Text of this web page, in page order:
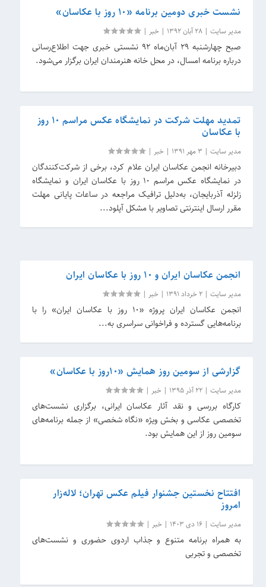
نشست خبری دومین برنامه «۱۰ روز با عکاسان»
مدیر سایت |28 آبان 1392 | خبر |
صبح چهارشنبه ۲۹ آبان‌ماه ۹۲ نشستی خبری جهت اطلاع‌رسانی
درباره برنامه امسال، در محل خانه هنرمندان ایران برگزار می‌شود.
تمدید مهلت شرکت در نمایشگاه عکس مراسم ۱۰ روز
با عکاسان
مدیر سایت | 3 مهر 1391 | خبر |
دبیرخانه انجمن عکاسان ایران علام کرد، برخی از شرکت‌کنندگان
در نمایشگاه عکس مراسم ۱۰ روز با عکاسان ایران و نمایشگاه
زلزله آذربایجان، به‌دلیل ترافیک مراجعه در ساعات پایانی مهلت
مقرر ارسال اینترنتی تصاویر با مشکل آپلود...
انجمن عکاسان ایران و ۱۰ روز با عکاسان ایران
مدیر سایت |2 خرداد 1391 | خبر |
انجمن عکاسان ایران پروژه «۱۰ روز با عکاسان ایران» را با
برنامه‌هایی گسترده و فراخوانی سراسری به...
گزارشی از سومین روز همایش «۱۰روز با عکاسان»
مدیر سایت |22 آذر 1395 | خبر |
کارگاه بررسی و نقد آثار عکاسان ایرانی، برگزاری نشست‌های‌
تخصصی عکاسی و بخش ویژه «نگاه شخصی» از جمله برنامه‌های
سومین روز از این همایش بود.
افتتاح نخستین جشنوار فیلم عکس تهران؛ لاله‌زار
امروز
مدیر سایت |16 دی 1403 | خبر |
به همراه برنامه متنوع و جذاب اردوی حضوری و نشست‌های
تخصصی و تجربی